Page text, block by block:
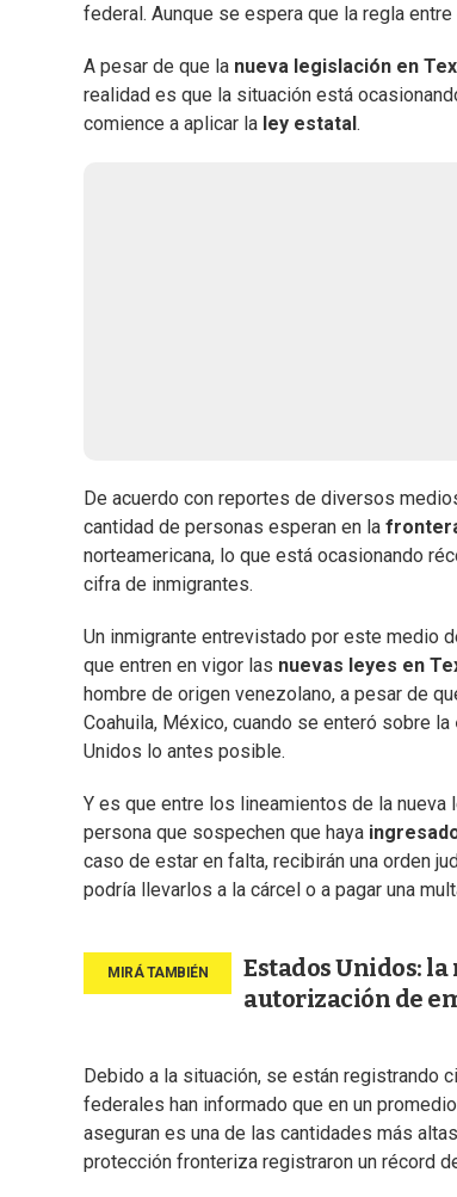
federal. Aunque se espera que la regla
A pesar de que la nueva legislación en
realidad es que la situación está
comience a aplicar la ley estatal .
De acuerdo con reportes de diversos
cantidad de personas esperan en la
norteamericana, lo que está ocasionando
cifra de inmigrantes.
Un inmigrante entrevistado por este medio
que entren en vigor las nuevas leyes en
hombre de origen venezolano, a pesar de
Coahuila, México, cuando se enteró sobre la
Unidos lo antes posible.
Y es que entre los lineamientos de la
persona que sospechen que haya
caso de estar en falta, recibirán una orden
podría llevarlos a la cárcel o a pagar una
Estados Unidos:
autorización de
Debido a la situación, se están registrando
federales han informado que en un
aseguran es una de las cantidades más
protección fronteriza registraron un récord